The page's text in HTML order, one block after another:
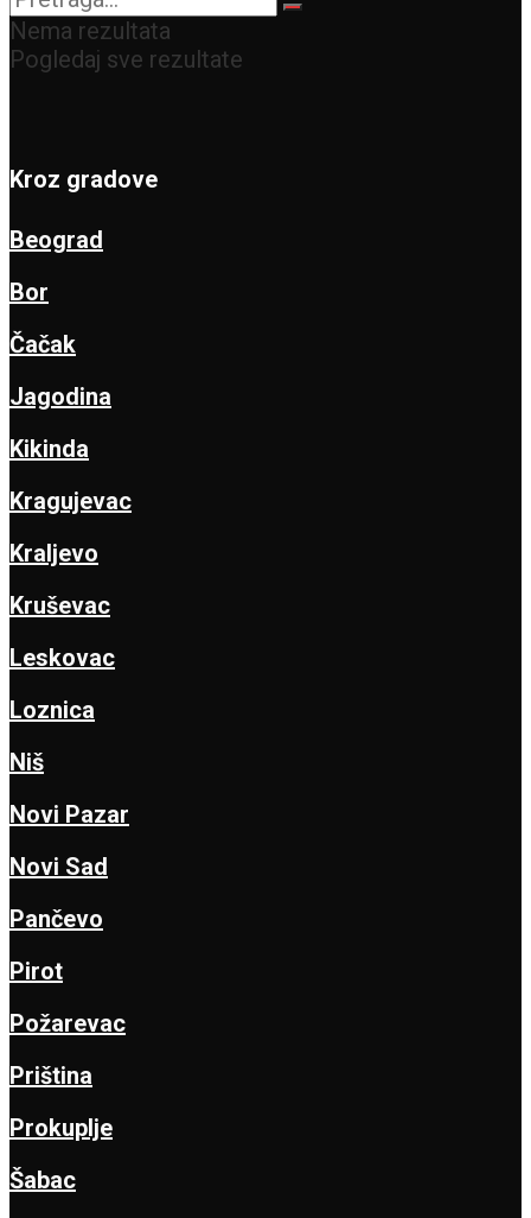
Nema rezultata
Pogledaj sve rezultate
Kroz gradove
Beograd
Bor
Čačak
Jagodina
Kikinda
Kragujevac
Kraljevo
Kruševac
Leskovac
Loznica
Niš
Novi Pazar
Novi Sad
Pančevo
Pirot
Požarevac
Priština
Prokuplje
Šabac